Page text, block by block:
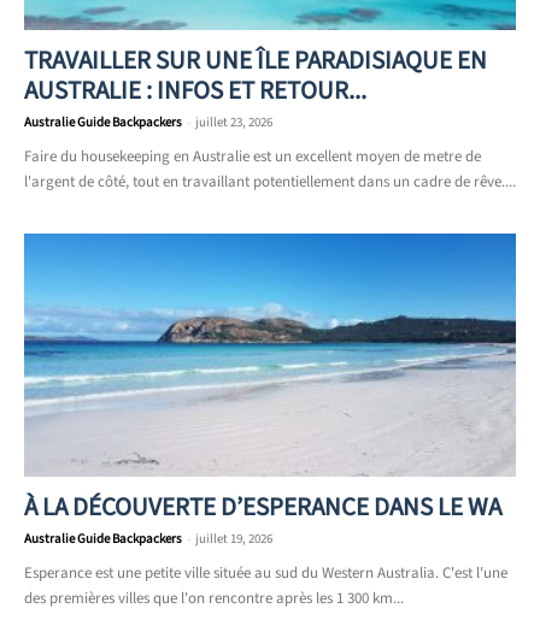
TRAVAILLER SUR UNE ÎLE PARADISIAQUE EN
AUSTRALIE : INFOS ET RETOUR...
Australie Guide Backpackers - juillet 23, 2026
Faire du housekeeping en Australie est un excellent moyen de metre de
l'argent de côté, tout en travaillant potentiellement dans un cadre de rêve....
À LA DÉCOUVERTE D’ESPERANCE DANS LE WA
Australie Guide Backpackers - juillet 19, 2026
Esperance est une petite ville située au sud du Western Australia. C'est l'une
des premières villes que l'on rencontre après les 1 300 km...